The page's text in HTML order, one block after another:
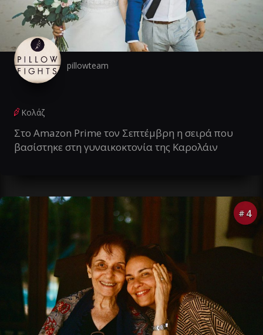
pillowteam
Κολάζ
Στο Amazon Prime τον Σεπτέμβρη η σειρά που
βασίστηκε στη γυναικοκτονία της Καρολάιν
# 4